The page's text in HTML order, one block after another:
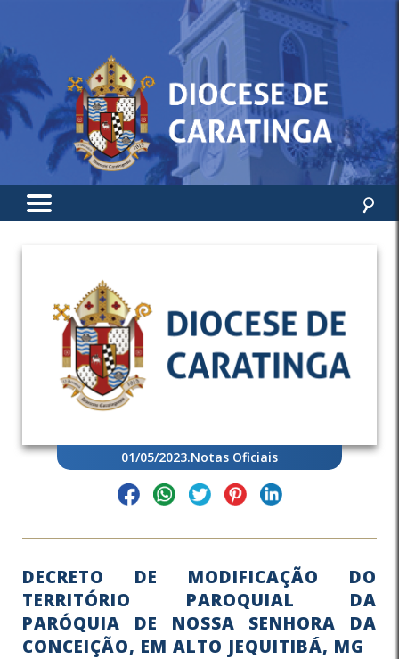
01/05/2023.Notas Oficiais
DECRETO DE MODIFICAÇÃO DO
TERRITÓRIO PAROQUIAL DA
PARÓQUIA DE NOSSA SENHORA DA
CONCEIÇÃO, EM ALTO JEQUITIBÁ, MG